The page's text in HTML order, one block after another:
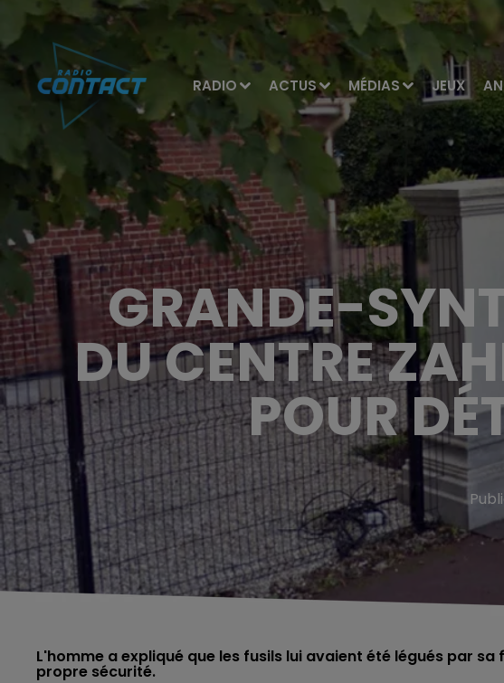
RADIO ACTUS MÉDIAS JEUX
GRANDE-
DU CENTRE
POUR
L'homme a expliqué que les fusils lui avaient été légués par
propre sécurité.